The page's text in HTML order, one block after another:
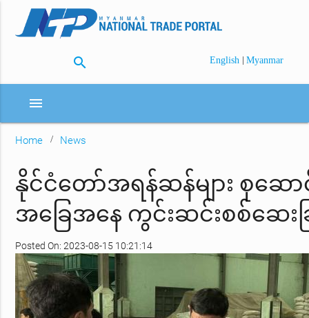
search English | Myanmar
menu
Home News
နိုင်ငံတော်အရန်ဆန်များ စုဆော
အခြေအနေ ကွင်းဆင်းစစ်ဆေးခ
Posted On: 2023-08-15 10:21:14